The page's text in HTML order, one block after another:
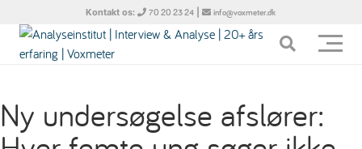
Kontakt os: 70 20 23 24 | info@voxmeter.dk
Ny undersøgelse afslører: